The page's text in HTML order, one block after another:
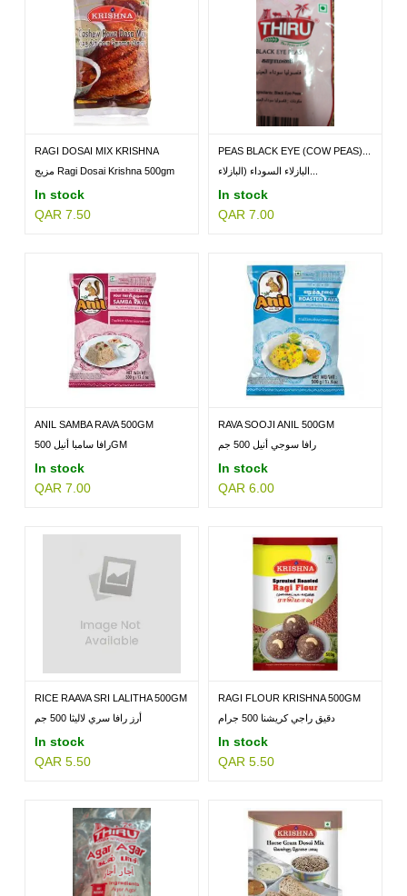
RAGI DOSAI MIX KRISHNA
500GMمزيج Ragi Dosai Krishna 500gm
In stock
QAR 7.50
PEAS BLACK EYE (COW PEAS)...
In stock
QAR 7.00
ANIL SAMBA RAVA 500GM
رافا سامبا أنيل 500GM
In stock
QAR 7.00
RAVA SOOJI ANIL 500GM
رافا سوجي أنيل 500 جم
In stock
QAR 6.00
RICE RAAVA SRI LALITHA 500GM
أرز رافا سري لاليثا 500 جم
In stock
QAR 5.50
RAGI FLOUR KRISHNA 500GM
دقيق راجي كريشنا 500 جرام
In stock
QAR 5.50